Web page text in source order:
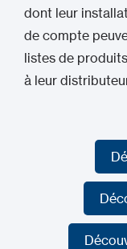
dont leur
de compte
listes de
à leur